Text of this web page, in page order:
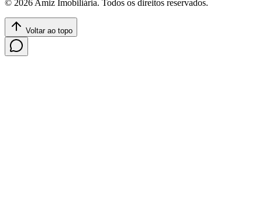
© 2026Amiz Imobiliária. Todos os direitos reservados.
Voltar ao topo